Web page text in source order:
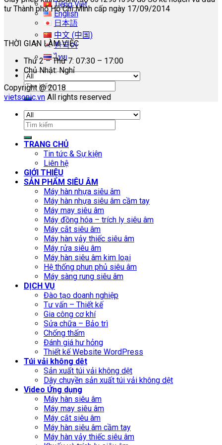
Tiếng Việt
English
日本語
中文 (中国)
한국어
ไทย
Tìm
kiếm:
tư Thành phố Hồ Chí Minh cấp ngày 17/09/2014
THỜI GIAN LÀM VIỆC
Thứ 2 – Thứ 7: 07:30 – 17:00
Chủ Nhật: Nghỉ
Copyright @ 2018
vietsonic.vn All rights reserved
Tìm
kiếm:
TRANG CHỦ
Tin tức & Sự kiện
Liên hệ
GIỚI THIỆU
SẢN PHẨM SIÊU ÂM
Máy hàn nhựa siêu âm
Máy hàn nhựa siêu âm cầm tay
Máy may siêu âm
Máy đồng hóa – trích ly siêu âm
Máy cắt siêu âm
Máy hàn vảy thiếc siêu âm
Máy rửa siêu âm
Máy hàn siêu âm kim loại
Hệ thống phun phủ siêu âm
Máy sàng rung siêu âm
DỊCH VỤ
Đào tạo doanh nghiệp
Tư vấn – Thiết kế
Gia công cơ khí
Sửa chữa – Bảo trì
Chống thấm
Đánh giá hư hỏng
Thiết kế Website WordPress
Túi vải không dệt
Sản xuất túi vải không dệt
Dây chuyền sản xuất túi vải không dệt
Video Ứng dụng
Máy hàn siêu âm
Máy may siêu âm
Máy cắt siêu âm
Máy hàn siêu âm cầm tay
Máy hàn vảy thiếc siêu âm